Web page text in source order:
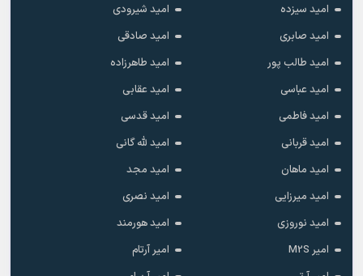
امید سیزده
امید شیرودی
امید صابری
امید صادقی
امید طالب پور
امید طاهرزاده
امید عباسی
امید عقابی
امید فاطمی
امید قدسی
امید قربانی
امید لله گانی
امید ماهان
امید مجد
امید میرزایی
امید نصری
امید نوروزی
امید هورمند
امیر M2S
امیر آرتام